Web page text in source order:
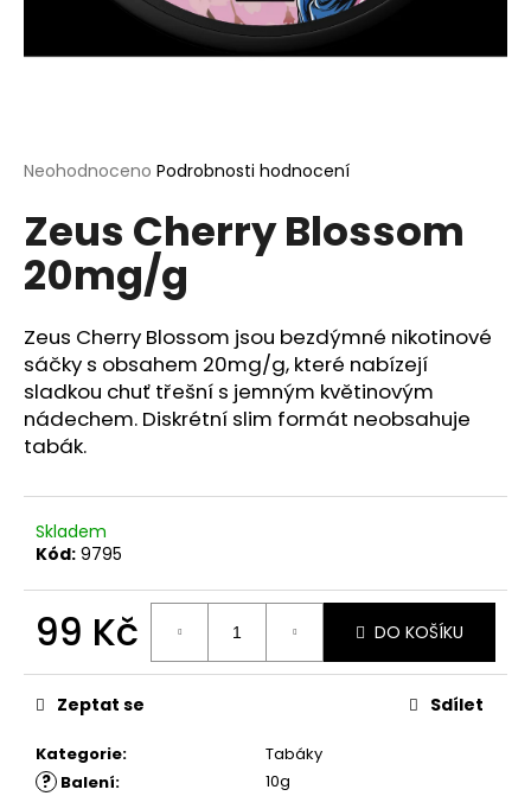
Průměrné
produktu
je
0,0
z
hvězdiček.
Neohodnoceno Podrobnosti hodnocení
Zeus Cherry Blossom
20mg/g
Zeus Cherry Blossom jsou bezdýmné nikotinové
sáčky s obsahem 20mg/g, které nabízejí
sladkou chuť třešní s jemným květinovým
nádechem. Diskrétní slim formát neobsahuje
tabák.
Skladem
Kód: 9795
99 Kč DO KOŠÍKU
Kategorie: Tabáky
? Balení: 10g
Zeptat se Sdílet
j
D
o
p
o
č
u
j
m
e